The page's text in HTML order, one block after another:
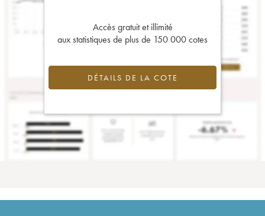
Accès gratuit et illimité
aux statistiques de plus de 150 000 cotes
DÉTAILS DE LA COTE